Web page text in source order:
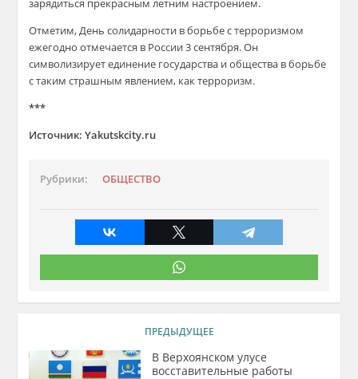
зарядиться прекрасным летним настроением.
Отметим, День солидарности в борьбе с терроризмом
ежегодно отмечается в России 3 сентября. Он
символизирует единение государства и общества в борьбе
с таким страшным явлением, как терроризм.
***
Источник: Yakutskcity.ru
Рубрики: ОБЩЕСТВО
ПРЕДЫДУЩЕЕ
В Верхоянском улусе
восставительные работы